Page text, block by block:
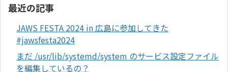
最近の記事
JAWS FESTA 2024 in 広島に参加してきた
#jawsfesta2024
まだ /usr/lib/systemd/system のサービス設定ファイル
を編集しているの？